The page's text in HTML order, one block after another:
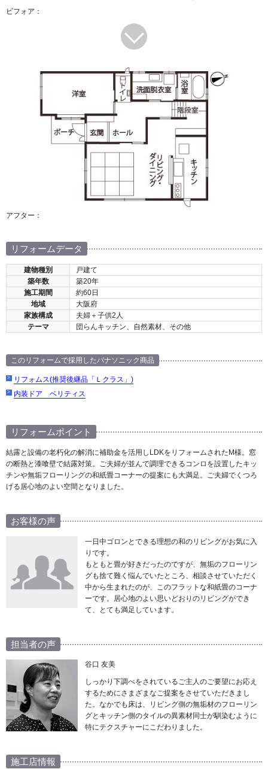
ビフォア：
アフター：
リフォームデータ
建物種別
戸建て
築年数
築20年
施工期間
約60日
地域
大阪府
家族構成
夫婦＋子供2人
テーマ
団らんキッチン、自然素材、その他
このリフォームで採用したパナソニック商品
リフォムス(推奨後継品「Ｌクラス」)
内装ドア ベリティス
リフォームポイント
結露と設備の老朽化の解消に補助金を活用しLDKをリフォームされたM様。窓
の断熱と漆喰壁で結露対策。ご夫婦が並んで調理できるコンロを設置したキッ
チンや無垢フローリングの和紙畳コーナーの提案にも大満足。ご夫婦でくつろ
げる居心地のよい空間となりました。
お客様の声
一日中ゴロンとできる理想の和のリビングがお気に入
りです。
もともと畳が好きだったのですが、無垢のフローリン
グも捨て難く悩んでいたところ、相談させていただく
中から生まれたのが、このフラットな和紙畳のコーナ
ーです。居心地のよい思いどおりのリビングができ
て、とても満足しています。
担当者の声
谷口 友美
しっかり下調べをされているご主人のご要望にお応え
するためにさまざまなご提案をさせていただきまし
た。なかでも床は、リビング側の無垢材のフローリン
グとキッチン側のタイルの異素材同士が馴染むように
特にテクスチャーにこだわりました。
施工店情報